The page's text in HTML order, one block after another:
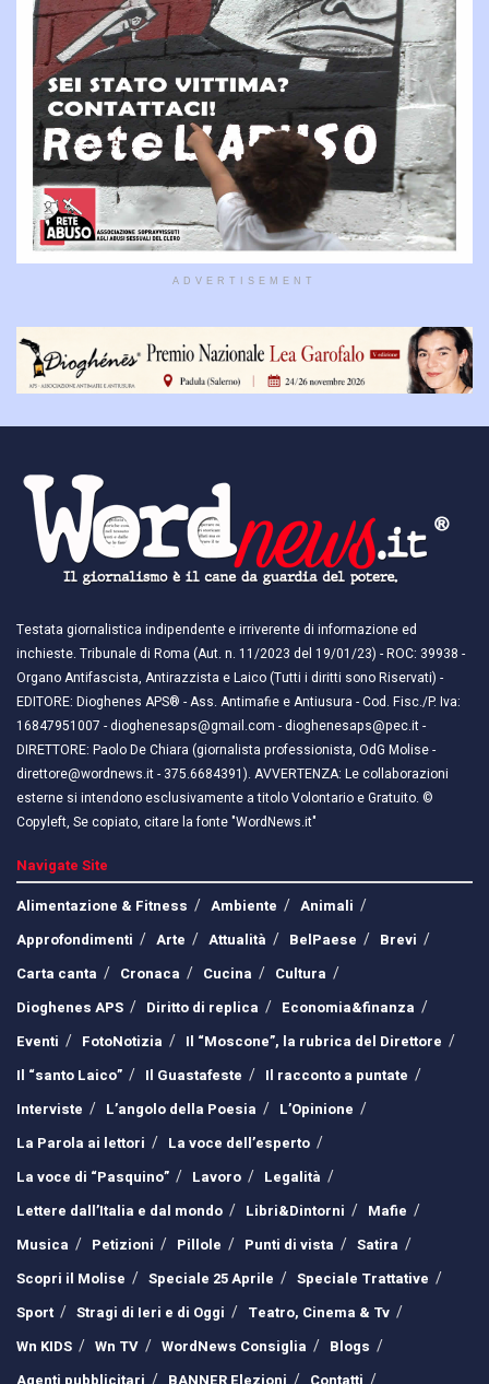
ADVERTISEMENT
Testata giornalistica indipendente e irriverente di informazione ed
inchieste. Tribunale di Roma (Aut. n. 11/2023 del 19/01/23) - ROC: 39938 -
Organo Antifascista, Antirazzista e Laico (Tutti i diritti sono Riservati) -
EDITORE: Dioghenes APS® - Ass. Antimafie e Antiusura - Cod. Fisc./P. Iva:
16847951007 - dioghenesaps@gmail.com - dioghenesaps@pec.it - ​​
DIRETTORE: Paolo De Chiara (giornalista professionista, OdG Molise -
direttore@wordnews.it - ​​375.6684391). AVVERTENZA: Le collaborazioni
esterne si intendono esclusivamente a titolo Volontario e Gratuito. ©
Copyleft, Se copiato, citare la fonte "WordNews.it"
Navigate Site
Alimentazione & Fitness
Ambiente
Animali
Approfondimenti
Arte Attualità BelPaese
Brevi
Carta canta
Cronaca Cucina
Cultura
Dioghenes APS
Diritto di replica
Economia&finanza
Eventi
FotoNotizia
Il “Moscone”, la rubrica del Direttore
Il “santo Laico”
Il Guastafeste
Il racconto a puntate
Interviste
L’angolo della Poesia
L’Opinione
La Parola ai lettori
La voce dell’esperto
La voce di “Pasquino”
Lavoro
Legalità
Lettere dall’Italia e dal mondo
Libri&Dintorni
Mafie
Musica
Petizioni Pillole Punti di vista
Satira
Scopri il Molise
Speciale 25 Aprile
Speciale Trattative
Sport
Stragi di Ieri e di Oggi
Teatro, Cinema & Tv
Wn KIDS
Wn TV WordNews Consiglia
Blogs